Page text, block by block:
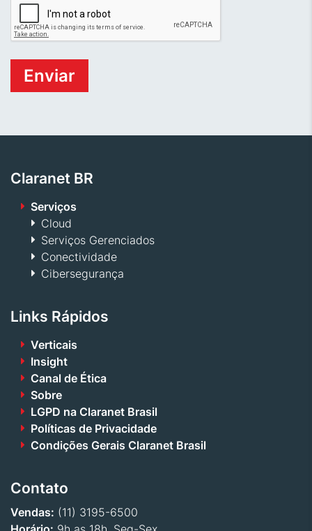
Claranet BR
Serviços
Cloud
Serviços Gerenciados
Conectividade
Cibersegurança
Links Rápidos
Verticais
Insight
Canal de Ética
Sobre
LGPD na Claranet Brasil
Políticas de Privacidade
Condições Gerais Claranet Brasil
Contato
Vendas: (11) 3195-6500